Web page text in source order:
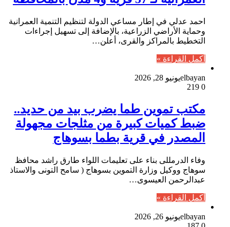
احمد عدلي في إطار مساعي الدولة لتنظيم التنمية العمرانية
وحماية الأراضي الزراعية، بالإضافة إلى تسهيل إجراءات
التخطيط بالمراكز والقرى، أعلن…
أكمل القراءة »
elbayanيونيو 28, 2026
0
مكتب تموين طما يضرب بيد من حديد..
ضبط كميات كبيرة من مثلجات مجهولة
المصدر في قرية بطما بسوهاج
وفاء الدرمللى بناء على تعليمات اللواء طارق راشد محافظ
سوهاج ووكيل وزارة التموين بسوهاج ( سامح التونى والاستاذ
عبدالرحمن العيسوى…
أكمل القراءة »
elbayanيونيو 26, 2026